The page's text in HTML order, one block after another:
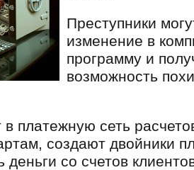
Преступники
изменение в
программу и
возможность
платежную сеть
создают двойники
деньги со счетов